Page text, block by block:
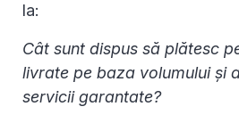
la:
Cât sunt dispus să plătesc
livrate pe baza volumului și
servicii garantate?